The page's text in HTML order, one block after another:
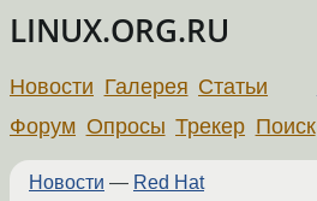
LINUX.ORG.RU
Новости Галерея Статьи
Форум Опросы Трекер Поиск
Новости — Red Hat